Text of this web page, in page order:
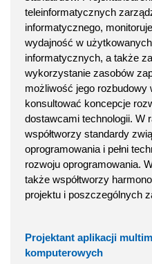
teleinformatycznych
informatycznego,
wydajność w
informatycznych, a także
wykorzystanie zasobów
możliwość jego rozbudowy
konsultować koncepcje
dostawcami technologii. W
współtworzy standardy
oprogramowania i pełni
rozwoju oprogramowania.
także współtworzy
projektu i poszczególnych
Projektant aplikacji
komputerowych